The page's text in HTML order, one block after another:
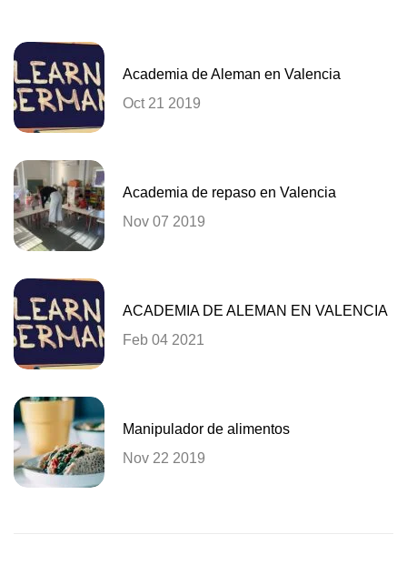
Academia de Aleman en Valencia
Oct 21 2019
Academia de repaso en Valencia
Nov 07 2019
ACADEMIA DE ALEMAN EN VALENCIA
Feb 04 2021
Manipulador de alimentos
Nov 22 2019